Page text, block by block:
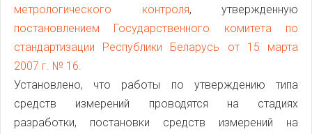
метрологического контроля, утвержденную
постановлением Государственного комитета по
стандартизации Республики Беларусь от 15 марта
2007 г. № 16.
Установлено, что работы по утверждению типа
средств измерений проводятся на стадиях
разработки, постановки средств измерений на